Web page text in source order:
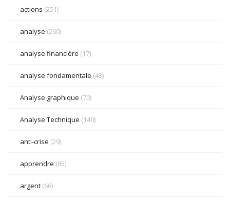
actions (251)
analyse (260)
analyse financière (17)
analyse fondamentale (43)
Analyse graphique (70)
Analyse Technique (140)
anti-crise (29)
apprendre (85)
argent (66)